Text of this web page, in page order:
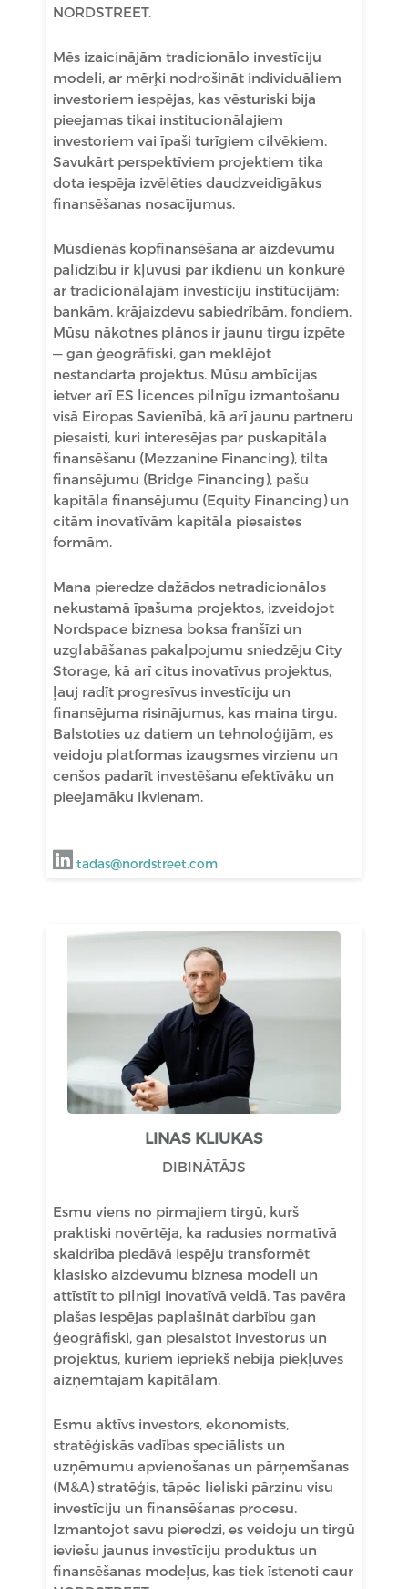
NORDSTREET.
Mēs izaicinājām tradicionālo investīciju
modeli, ar mērķi nodrošināt individuāliem
investoriem iespējas, kas vēsturiski bija
pieejamas tikai institucionālajiem
investoriem vai īpaši turīgiem cilvēkiem.
Savukārt perspektīviem projektiem tika
dota iespēja izvēlēties daudzveidīgākus
finansēšanas nosacījumus.
Mūsdienās kopfinansēšana ar aizdevumu
palīdzību ir kļuvusi par ikdienu un konkurē
ar tradicionālajām investīciju institūcijām:
bankām, krājaizdevu sabiedrībām, fondiem.
Mūsu nākotnes plānos ir jaunu tirgu izpēte
— gan ģeogrāfiski, gan meklējot
nestandarta projektus. Mūsu ambīcijas
ietver arī ES licences pilnīgu izmantošanu
visā Eiropas Savienībā, kā arī jaunu partneru
piesaisti, kuri interesējas par puskapitāla
finansēšanu (Mezzanine Financing), tilta
finansējumu (Bridge Financing), pašu
kapitāla finansējumu (Equity Financing) un
citām inovatīvām kapitāla piesaistes
formām.
Mana pieredze dažādos netradicionālos
nekustamā īpašuma projektos, izveidojot
Nordspace biznesa boksa franšīzi un
uzglabāšanas pakalpojumu sniedzēju City
Storage, kā arī citus inovatīvus projektus,
ļauj radīt progresīvus investīciju un
finansējuma risinājumus, kas maina tirgu.
Balstoties uz datiem un tehnoloģijām, es
veidoju platformas izaugsmes virzienu un
cenšos padarīt investēšanu efektīvāku un
pieejamāku ikvienam.
tadas@nordstreet.com
LINAS KLIUKAS
DIBINĀTĀJS
Esmu viens no pirmajiem tirgū, kurš
praktiski novērtēja, ka radusies normatīvā
skaidrība piedāvā iespēju transformēt
klasisko aizdevumu biznesa modeli un
attīstīt to pilnīgi inovatīvā veidā. Tas pavēra
plašas iespējas paplašināt darbību gan
ģeogrāfiski, gan piesaistot investorus un
projektus, kuriem iepriekš nebija piekļuves
aizņemtajam kapitālam.
Esmu aktīvs investors, ekonomists,
stratēģiskās vadības speciālists un
uzņēmumu apvienošanas un pārņemšanas
(M&A) stratēģis, tāpēc lieliski pārzinu visu
investīciju un finansēšanas procesu.
Izmantojot savu pieredzi, es veidoju un tirgū
ieviešu jaunus investīciju produktus un
finansēšanas modeļus, kas tiek īstenoti caur